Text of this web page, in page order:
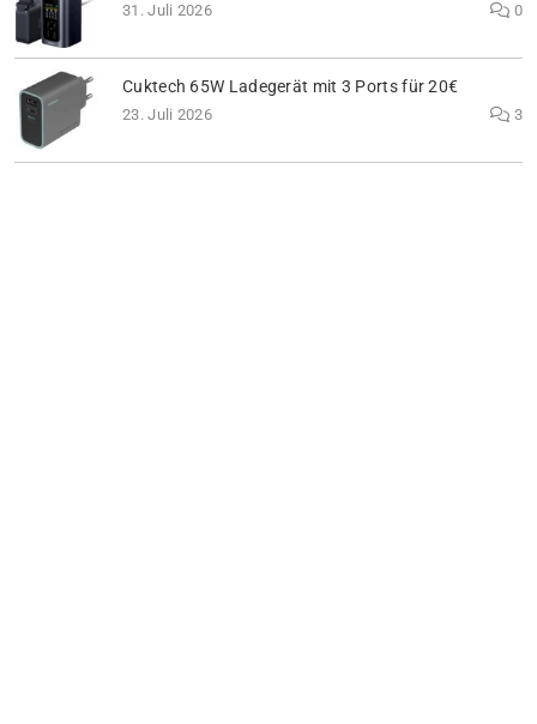
31. Juli 2026 0
Cuktech 65W Ladegerät mit 3 Ports für 20€
23. Juli 2026 3